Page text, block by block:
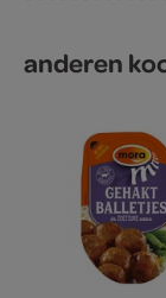
anderen